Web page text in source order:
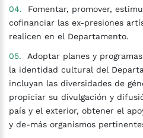
Fomentar, promover,
cofinanciar las ex-presiones
realicen en el Departamento.
Adoptar planes y
la identidad cultural del
incluyan las diversidades de
propiciar su divulgación y
país y el exterior, obtener el
y de-más organismos